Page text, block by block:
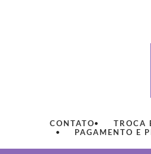
CONTATO
TROCA
PAGAMENTO E